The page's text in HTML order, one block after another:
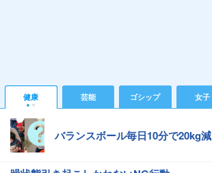
健康 芸能 ゴシップ 女子
バランスボール毎日10分で20kg減